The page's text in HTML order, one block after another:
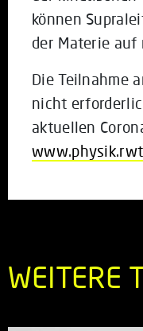
können
der Materie auf
Die Teilnahme
nicht
aktuellen
WEITERE